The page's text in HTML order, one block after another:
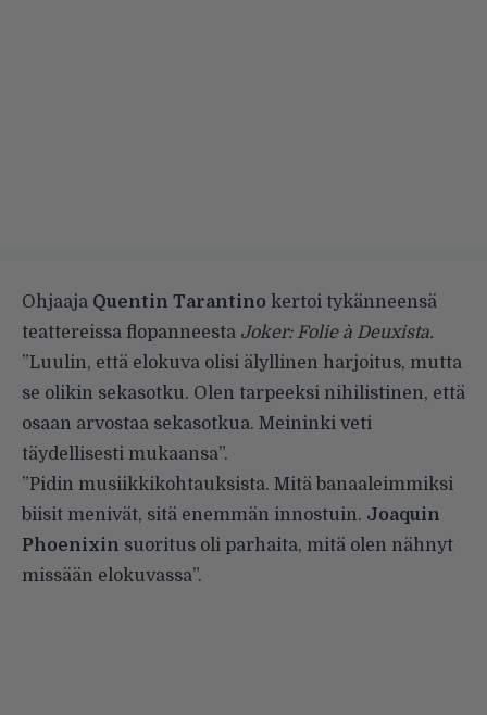
Ohjaaja Quentin Tarantino kertoi tykänneensä
teattereissa flopanneesta Joker: Folie à Deuxista.
”Luulin, että elokuva olisi älyllinen harjoitus, mutta
se olikin sekasotku. Olen tarpeeksi nihilistinen, että
osaan arvostaa sekasotkua. Meininki veti
täydellisesti mukaansa”.
”Pidin musiikkikohtauksista. Mitä banaaleimmiksi
biisit menivät, sitä enemmän innostuin. Joaquin
Phoenixin suoritus oli parhaita, mitä olen nähnyt
missään elokuvassa”.